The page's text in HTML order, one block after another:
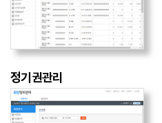
정기권관리